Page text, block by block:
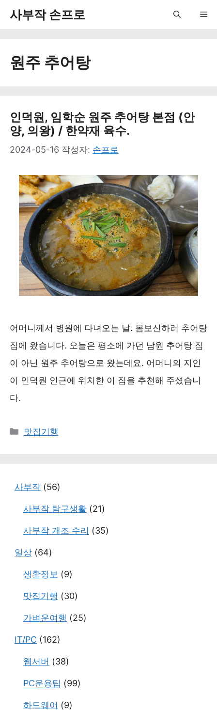
사부작 손프로
원주 추어탕
인덕원, 임학순 원주 추어탕 본점 (안
양, 의왕) / 한약재 육수.
2024-05-16 작성자: 손프로
어머니께서 병원에 다녀오는 날. 몸보신하러 추어탕
집에 왔습니다. 오늘은 평소에 가던 남원 추어탕 집
이 아닌 원주 추어탕으로 왔는데요. 어머니의 지인
이 인덕원 인근에 위치한 이 집을 추천해 주셨습니
다.
카
맛집기행
사부작 (56)
사부작 탐구생활 (21)
사부작 개조 수리 (35)
일상 (64)
생활정보 (9)
맛집기행 (30)
가벼운여행 (25)
IT/PC (162)
웹서버 (38)
PC운용팁 (99)
하드웨어 (9)